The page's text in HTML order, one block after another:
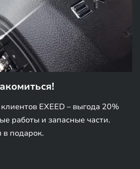
EXEED – выгода 20%
работы и запасные части.
подарок.